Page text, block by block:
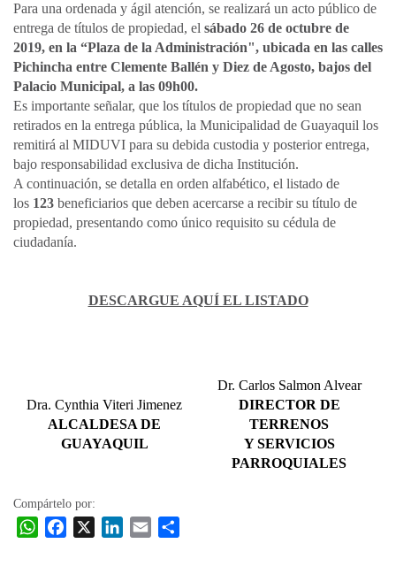
Para una ordenada y ágil atención, se realizará un acto público de
entrega de títulos de propiedad, el sábado 26 de octubre de
2019, en la “Plaza de la Administración", ubicada en las calles
Pichincha entre Clemente Ballén y Diez de Agosto, bajos del
Palacio Municipal, a las 09h00.
Es importante señalar, que los títulos de propiedad que no sean
retirados en la entrega pública, la Municipalidad de Guayaquil los
remitirá al MIDUVI para su debida custodia y posterior entrega,
bajo responsabilidad exclusiva de dicha Institución.​
A continuación, se detalla en orden alfabético, el listado de
los 123 beneficiarios que deben acercarse a recibir su título de
propiedad, presentando como único requisito su cédula de
ciudadanía.
DESCARGUE AQUÍ EL LISTADO​​​
Dra. Cynthia Viteri Jimenez
ALCALDESA DE
GUAYAQUIL
Dr. Carlos Salmon Alvear
DIRECTOR DE
TERRENOS
Y SERVICIOS
PARROQUIALES
Compártelo por:
W